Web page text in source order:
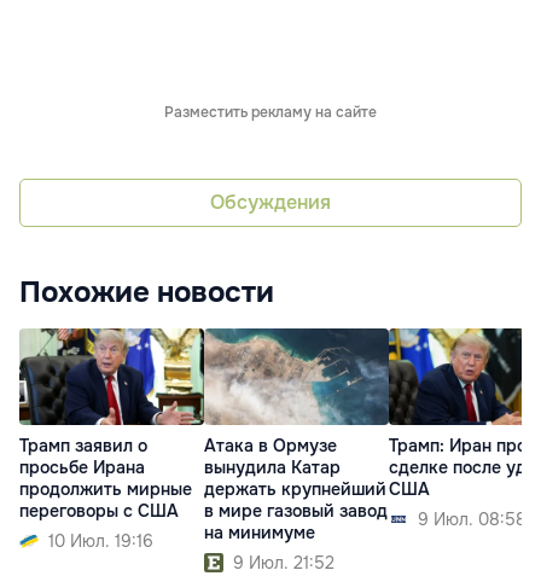
Разместить рекламу на сайте
Обсуждения
Похожие новости
Трамп заявил о
просьбе Ирана
продолжить мирные
переговоры с США
10 Июл. 19:16
Атака в Ормузе
вынудила Катар
держать крупнейший
в мире газовый завод
на минимуме
9 Июл. 21:52
Трамп: Иран
сделке после
США
9 Июл. 08:58